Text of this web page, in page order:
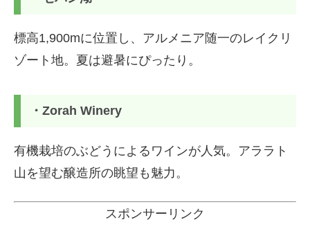
標高1,900mに位置し、アルメニア随一のレイクリ
ゾート地。夏は避暑にぴったり。
・Zorah Winery
有機栽培のぶどうによるワインが人気。アララト
山を望む醸造所の眺望も魅力。
スポンサーリンク